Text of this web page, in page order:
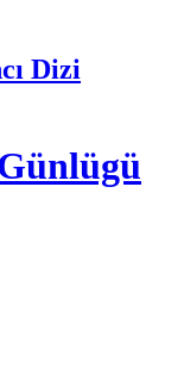
Dizi